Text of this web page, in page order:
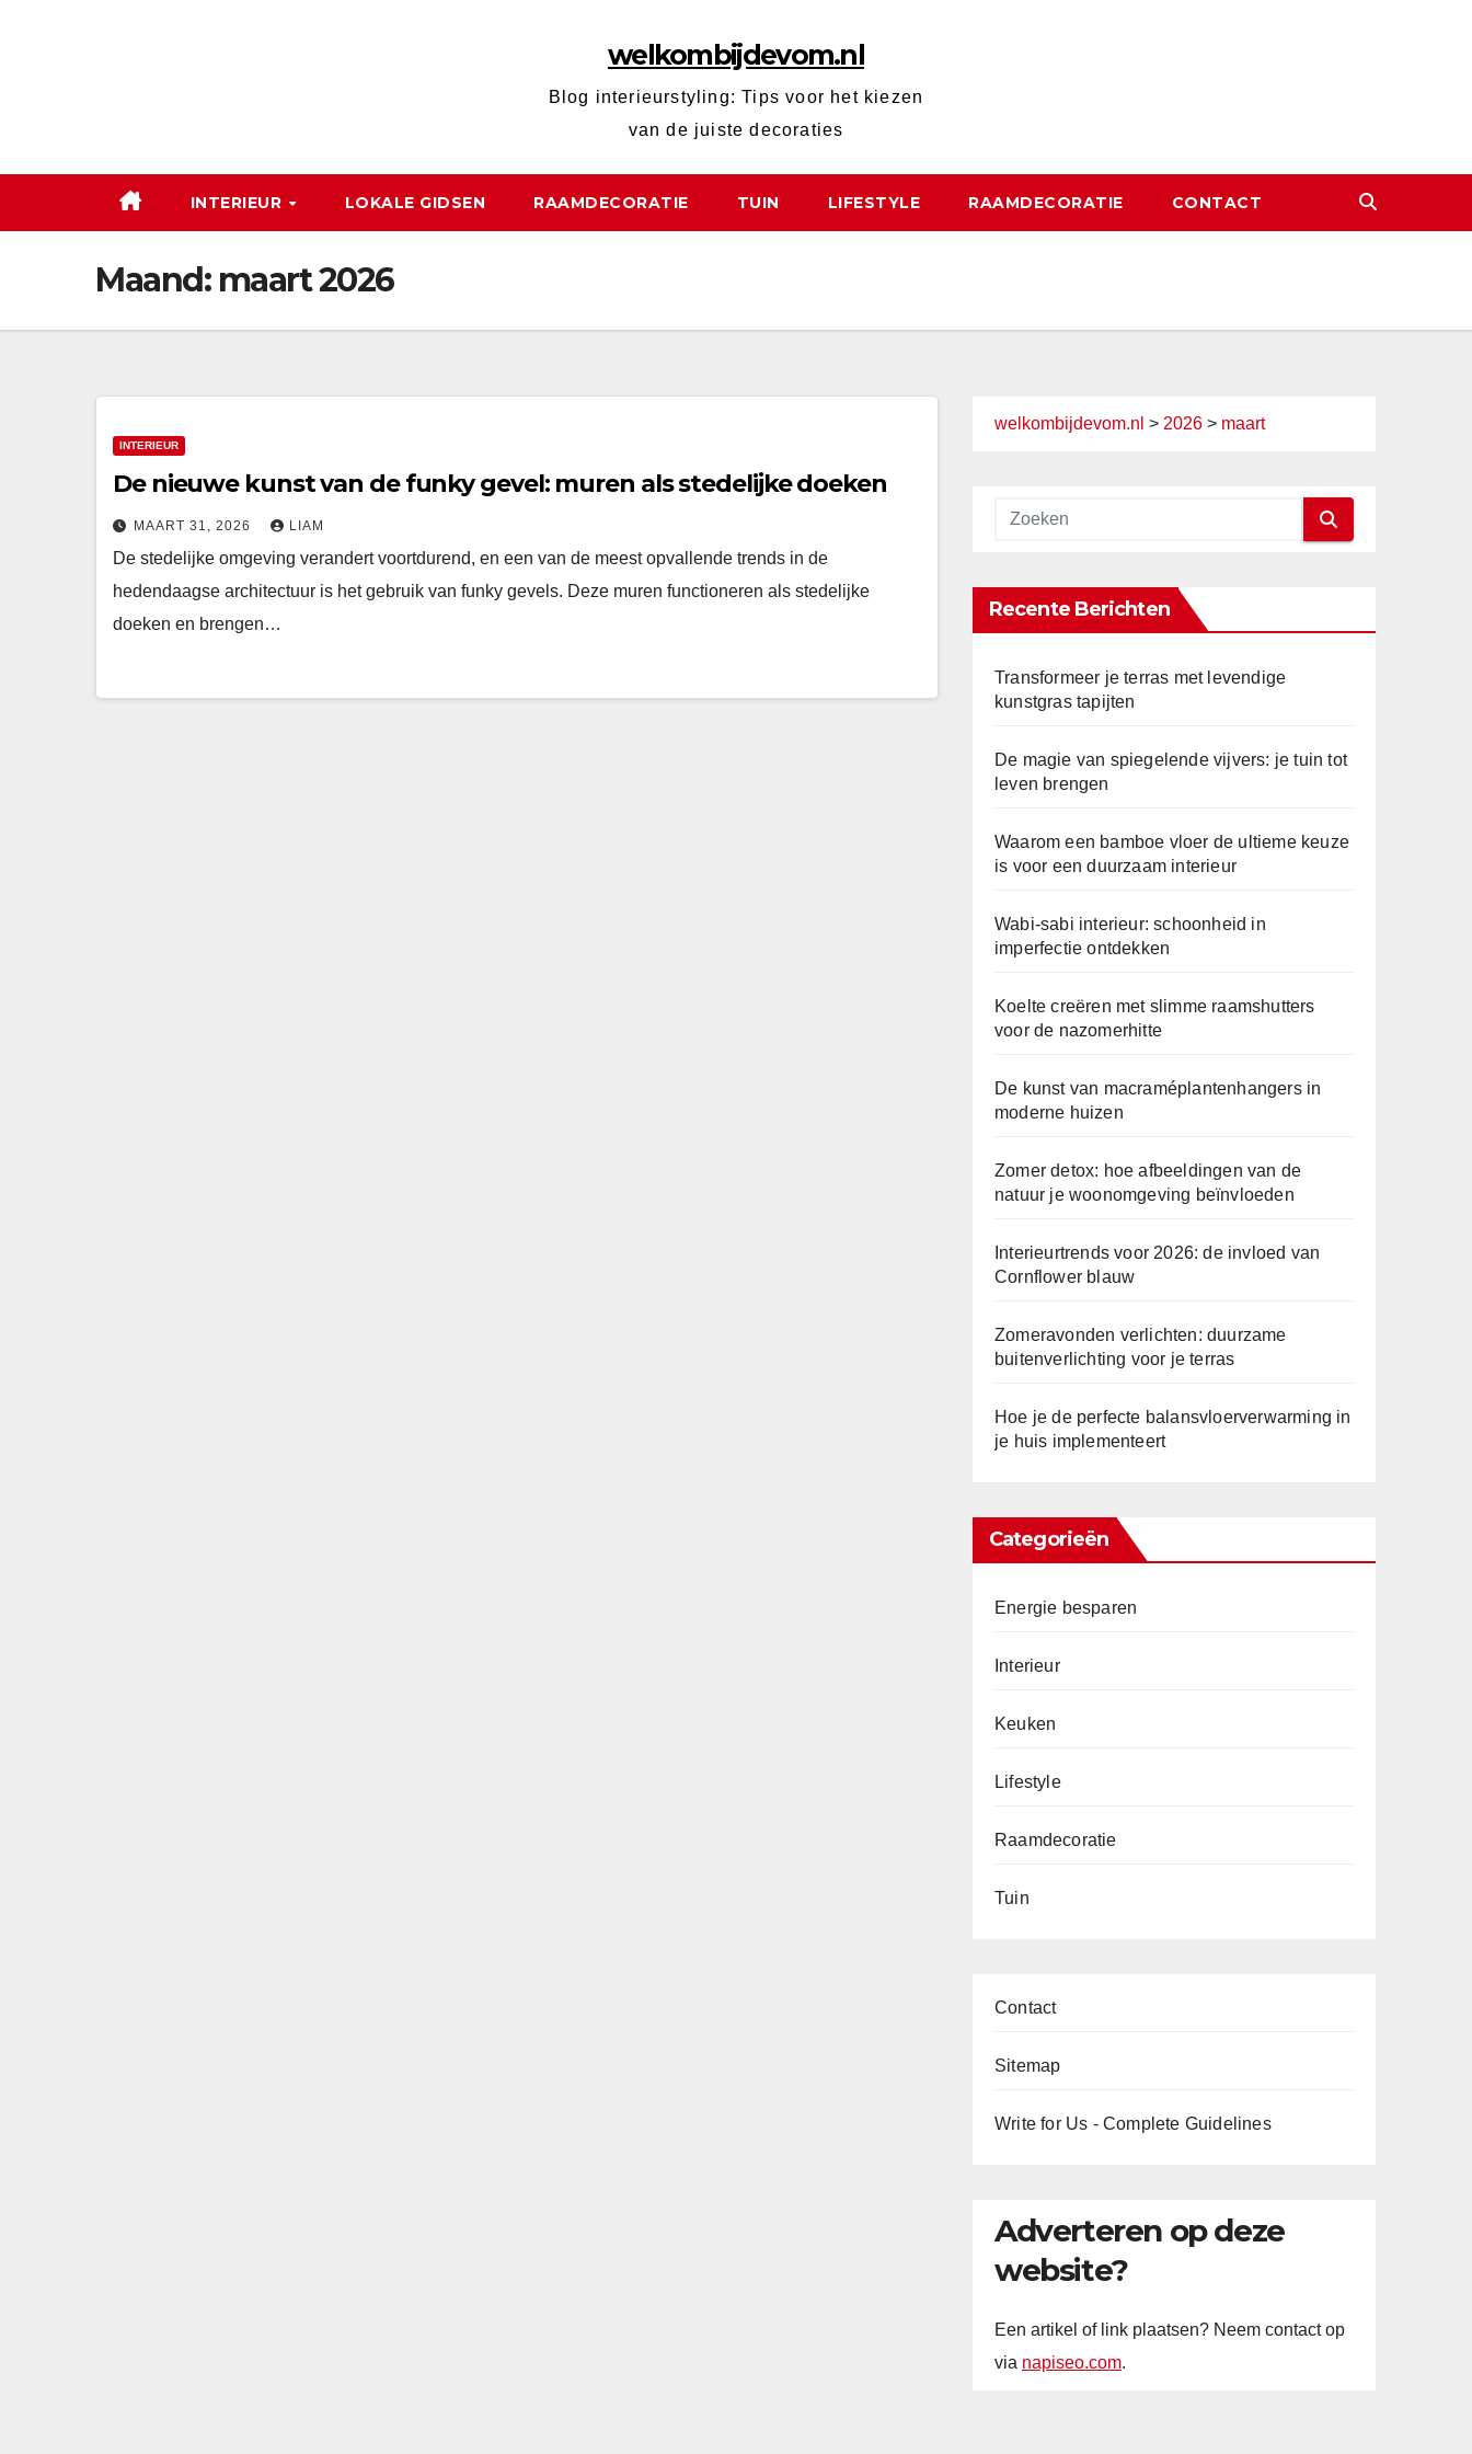
welkombijdevom.nl
Blog interieurstyling: Tips voor het kiezen
van de juiste decoraties
INTERIEUR LOKALE GIDSEN RAAMDECORATIE TUIN LIFESTYLE RAAMDECORATIE CONTACT
Maand: maart 2026
INTERIEUR
De nieuwe kunst van de funky gevel: muren als stedelijke doeken
MAART 31, 2026 LIAM
De stedelijke omgeving verandert voortdurend, en een van de meest opvallende trends in de
hedendaagse architectuur is het gebruik van funky gevels. Deze muren functioneren als stedelijke
doeken en brengen…
welkombijdevom.nl > 2026 > maart
Recente Berichten
Transformeer je terras met levendige
kunstgras tapijten
De magie van spiegelende vijvers: je tuin tot
leven brengen
Waarom een bamboe vloer de ultieme keuze
is voor een duurzaam interieur
Wabi-sabi interieur: schoonheid in
imperfectie ontdekken
Koelte creëren met slimme raamshutters
voor de nazomerhitte
De kunst van macraméplantenhangers in
moderne huizen
Zomer detox: hoe afbeeldingen van de
natuur je woonomgeving beïnvloeden
Interieurtrends voor 2026: de invloed van
Cornflower blauw
Zomeravonden verlichten: duurzame
buitenverlichting voor je terras
Hoe je de perfecte balansvloerverwarming in
je huis implementeert
Categorieën
Energie besparen
Interieur
Keuken
Lifestyle
Raamdecoratie
Tuin
Contact
Sitemap
Write for Us - Complete Guidelines
Adverteren op deze
website?
Een artikel of link plaatsen? Neem contact op
via napiseo.com.